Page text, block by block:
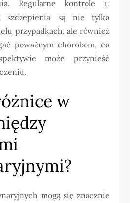
Regularne kontrole u
szczepienia są nie tylko
przypadkach, ale również
poważnym chorobom, co
może przynieść
w
mogą się znacznie